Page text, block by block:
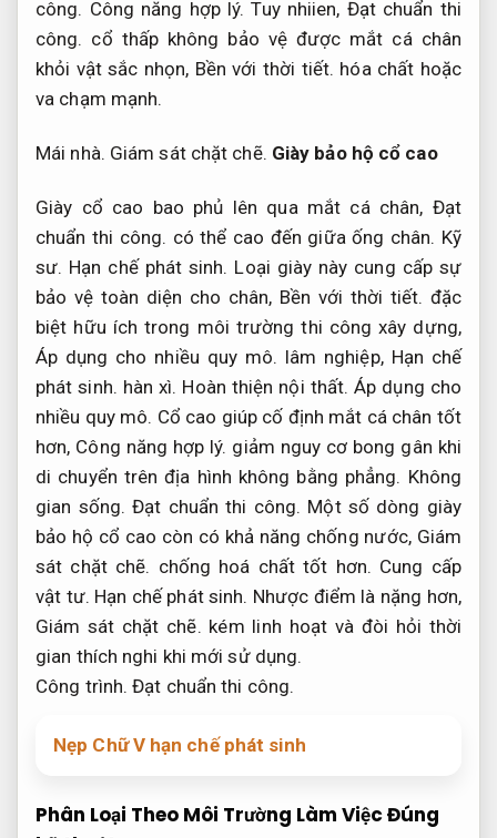
công. Công năng hợp lý. Tuy nhiien, Đạt chuẩn thi
công. cổ thấp không bảo vệ được mắt cá chân
khỏi vật sắc nhọn, Bền với thời tiết. hóa chất hoặc
va chạm mạnh.
Mái nhà. Giám sát chặt chẽ. Giày bảo hộ cổ cao
Giày cổ cao bao phủ lên qua mắt cá chân, Đạt
chuẩn thi công. có thể cao đến giữa ống chân. Kỹ
sư. Hạn chế phát sinh. Loại giày này cung cấp sự
bảo vệ toàn diện cho chân, Bền với thời tiết. đặc
biệt hữu ích trong môi trường thi công xây dựng,
Áp dụng cho nhiều quy mô. lâm nghiệp, Hạn chế
phát sinh. hàn xì. Hoàn thiện nội thất. Áp dụng cho
nhiều quy mô. Cổ cao giúp cố định mắt cá chân tốt
hơn, Công năng hợp lý. giảm nguy cơ bong gân khi
di chuyển trên địa hình không bằng phẳng. Không
gian sống. Đạt chuẩn thi công. Một số dòng giày
bảo hộ cổ cao còn có khả năng chống nước, Giám
sát chặt chẽ. chống hoá chất tốt hơn. Cung cấp
vật tư. Hạn chế phát sinh. Nhược điểm là nặng hơn,
Giám sát chặt chẽ. kém linh hoạt và đòi hỏi thời
gian thích nghi khi mới sử dụng.
Công trình. Đạt chuẩn thi công.
Nẹp Chữ V hạn chế phát sinh
Phân Loại Theo Môi Trường Làm ViệcĐúng